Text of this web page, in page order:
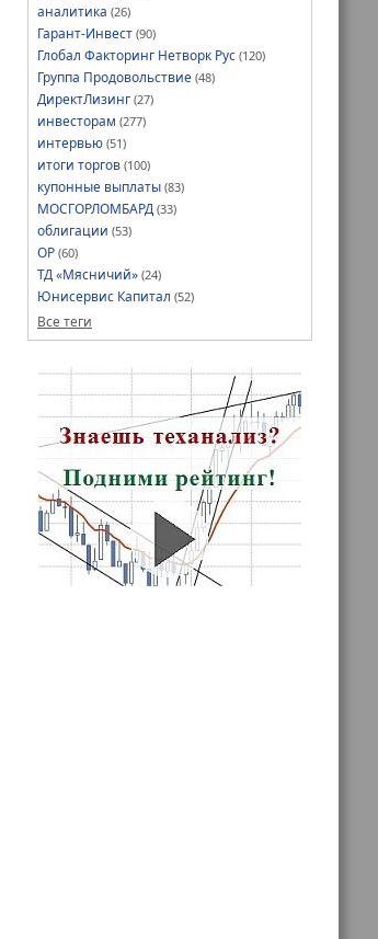
новости эмитентов
аналитика (26)
Гарант-Инвест (90)
Глобал Факторинг Нетворк Рус (120)
Группа Продовольствие (48)
ДиректЛизинг (27)
инвесторам (277)
интервью (51)
итоги торгов (100)
купонные выплаты (83)
МОСГОРЛОМБАРД (33)
облигации (53)
ОР (60)
ТД «Мясничий» (24)
Юнисервис Капитал (52)
Все теги